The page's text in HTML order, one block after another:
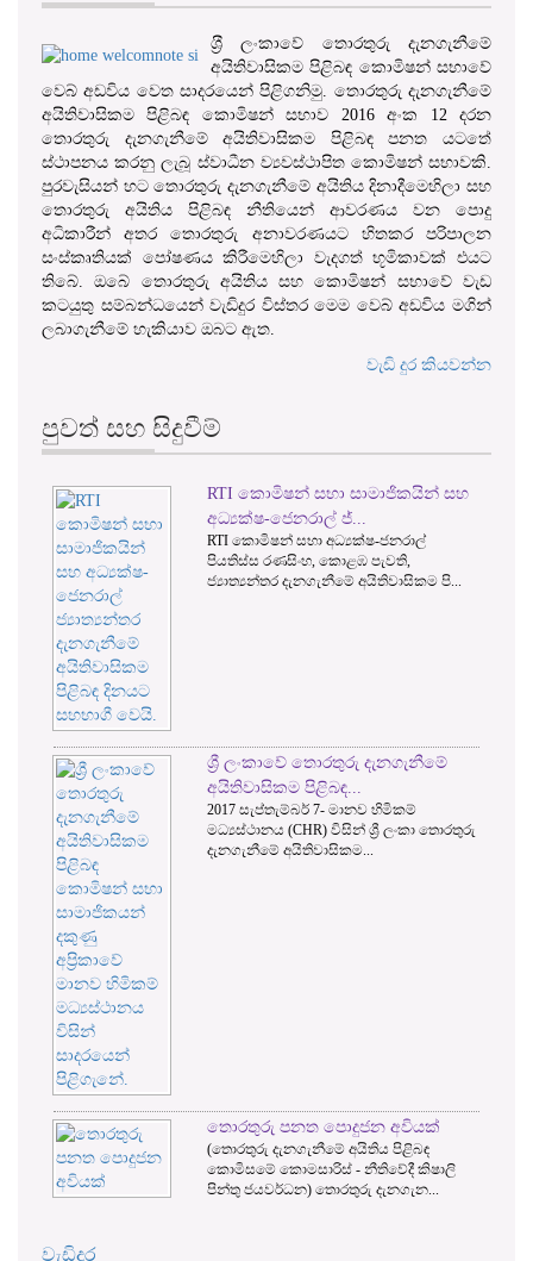
ශ‍්‍රී ලංකාවේ තොරතුරු දැනගැනීමේ
අයිතිවාසිකම පිළිබඳ කොමිෂන් සභාවේ
වෙබ් අඩවිය වෙත සාදරයෙන් පිළිගනිමු. තොරතුරු දැනගැනීමේ
අයිතිවාසිකම පිළිබඳ කොමිෂන් සභාව 2016 අංක 12 දරන
තොරතුරු දැනගැනීමේ අයිතිවාසිකම පිළිබඳ පනත යටතේ
ස්ථාපනය කරනු ලැබූ ස්වාධීන ව්‍යවස්ථාපිත කොමිෂන් සභාවකි.
පුරවැසියන් හට තොරතුරු දැනගැනීමේ අයිතිය දිනාදීමෙහිලා සහ
තොරතුරු අයිතිය පිළිබඳ නීතියෙන් ආවරණය වන පොදු
අධිකාරීන් අතර තොරතුරු අනාවරණයට හිතකර පරිපාලන
සංස්කෘතියක් පෝෂණය කිරීමෙහිලා වැදගත් භූමිකාවක් එයට
තිබේ. ඔබේ තොරතුරු අයිතිය සහ කොමිෂන් සභාවේ වැඩ
කටයුතු සම්බන්ධයෙන් වැඩිදුර විස්තර මෙම වෙබ් අඩවිය මගින්
ලබාගැනීමේ හැකියාව ඔබට ඇත.
වැඩි දුර කියවන්න
පුවත් සහ සිදුවීම්
1 2
කොමිෂන් සභා සාමාජිකයින් සහ
ජෙනරාල් ජ්...
කොමිෂන් සභා අධ්‍යක්ෂ-ජනරාල්
රණසිංහ, කොළඹ පැවති,
දැනගැනීමේ අයිතිවාසිකම පි...
ලංකාවේ තොරතුරු දැනගැනීමේ
පිළිබඳ...
සැප්තැම්බර් 7- මානව හිමිකම්
(CHR) විසින් ශ්‍රී ලංකා තොරතුරු
අයිතිවාසිකම...
පනත පොදුජන අවියක්
දැනගැනීමේ අයිතිය පිළිබඳ
කොමසාරිස් - නීතිවේදී කිෂාලි
ජයවර්ධන) තොරතුරු දැනගැන...
වාර්තා
මාර්ගෝපදේශ
කොමිසමෙහි
කොමිෂන්
වැඩිදුර